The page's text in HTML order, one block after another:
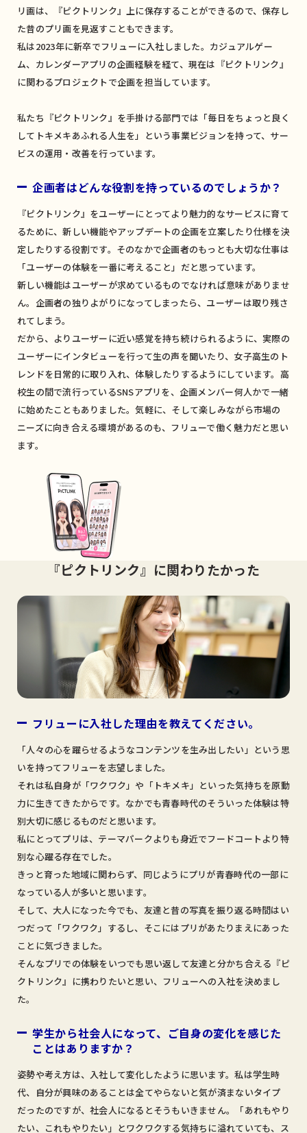
リ画は、『ピクトリンク』上に保存することができるので、保存し
た昔のプリ画を見返すこともできます。
私は2023年に新卒でフリューに入社しました。カジュアルゲー
ム、カレンダーアプリの企画経験を経て、現在は『ピクトリンク』
に関わるプロジェクトで企画を担当しています。
私たち『ピクトリンク』を手掛ける部門では「毎日をちょっと良く
してトキメキあふれる人生を」という事業ビジョンを持って、サー
ビスの運用・改善を行っています。
企画者はどんな役割を持っているのでしょうか？
『ピクトリンク』をユーザーにとってより魅力的なサービスに育て
るために、新しい機能やアップデートの企画を立案したり仕様を決
定したりする役割です。そのなかで企画者のもっとも大切な仕事は
「ユーザーの体験を一番に考えること」だと思っています。
新しい機能はユーザーが求めているものでなければ意味がありませ
ん。企画者の独りよがりになってしまったら、ユーザーは取り残さ
れてしまう。
だから、よりユーザーに近い感覚を持ち続けられるように、実際の
ユーザーにインタビューを行って生の声を聞いたり、女子高生のト
レンドを日常的に取り入れ、体験したりするようにしています。高
校生の間で流行っているSNSアプリを、企画メンバー何人かで一緒
に始めたこともありました。気軽に、そして楽しみながら市場の
ニーズに向き合える環境があるのも、フリューで働く魅力だと思い
ます。
『ピクトリンク』に関わりたかった
フリューに入社した理由を教えてください。
「人々の心を躍らせるようなコンテンツを生み出したい」という思
いを持ってフリューを志望しました。
それは私自身が「ワクワク」や「トキメキ」といった気持ちを原動
力に生きてきたからです。なかでも青春時代のそういった体験は特
別大切に感じるものだと思います。
私にとってプリは、テーマパークよりも身近でフードコートより特
別な心躍る存在でした。
きっと育った地域に関わらず、同じようにプリが青春時代の一部に
なっている人が多いと思います。
そして、大人になった今でも、友達と昔の写真を振り返る時間はい
つだって「ワクワク」するし、そこにはプリがあたりまえにあった
ことに気づきました。
そんなプリでの体験をいつでも思い返して友達と分かち合える『ピ
クトリンク』に携わりたいと思い、フリューへの入社を決めまし
た。
学生から社会人になって、ご自身の変化を感じた
ことはありますか？
姿勢や考え方は、入社して変化したように思います。私は学生時
代、自分が興味のあることは全てやらないと気が済まないタイプ
だったのですが、社会人になるとそうもいきません。「あれもやり
たい、これもやりたい」とワクワクする気持ちに溢れていても、ス